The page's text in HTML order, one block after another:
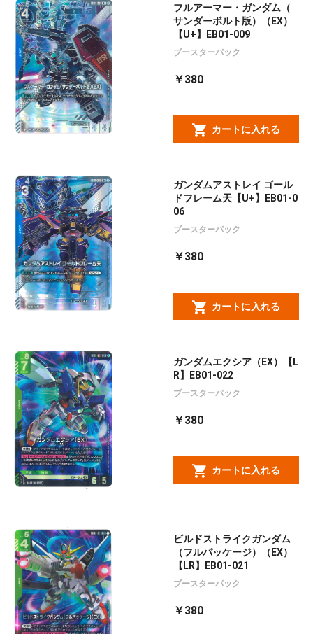
フルアーマー・ガンダム（
サンダーボルト版）（EX）
【U+】EB01-009
ブースターパック
￥380
カートに入れる
ガンダムアストレイ ゴール
ドフレーム天【U+】EB01-0
06
ブースターパック
￥380
カートに入れる
ガンダムエクシア（EX）【L
R】EB01-022
ブースターパック
￥380
カートに入れる
ビルドストライクガンダム
（フルパッケージ）（EX）
【LR】EB01-021
ブースターパック
￥380